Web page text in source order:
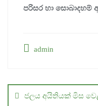
පරිසර හා සොබාදහම්
admin
navigation
ජලය අයිතියක් මිස